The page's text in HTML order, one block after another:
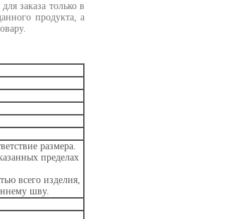
заказа только в
продукта, а
размера.
пределах
всего изделия,
шву.